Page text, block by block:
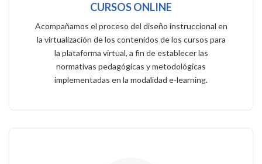
CURSOS ONLINE
Acompañamos el proceso del diseño instruccional en
la virtualización de los contenidos de los cursos para
la plataforma virtual, a fin de establecer las
normativas pedagógicas y metodológicas
implementadas en la modalidad e-learning.